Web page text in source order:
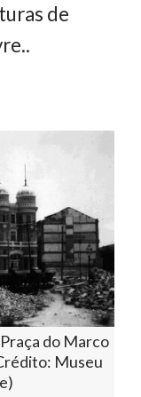
de
do Marco
Museu